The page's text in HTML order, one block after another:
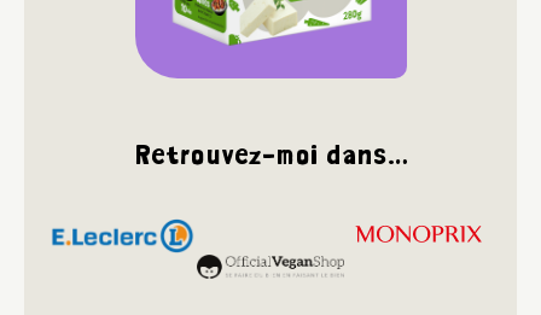
Retrouvez-moi dans…